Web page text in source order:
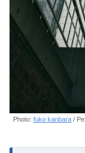
Photo: fuko kanbara /